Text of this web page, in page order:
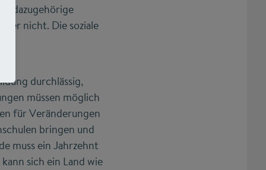
dazugehörige
nicht. Die soziale
durchlässig,
müssen möglich
für Veränderungen
bringen und
muss ein Jahrzehnt
sich ein Land wie